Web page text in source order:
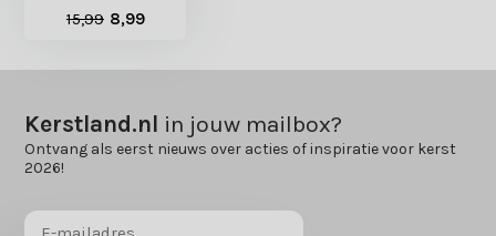
15,99 8,99
Kerstland.nl in jouw mailbox?
Ontvang als eerst nieuws over acties of inspiratie voor kerst
2026!